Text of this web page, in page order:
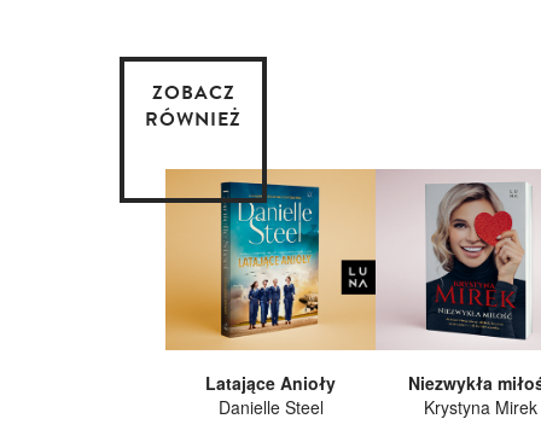
ZOBACZ
RÓWNIEŻ
Latające Anioły
Danielle Steel
Niezwykła
Krystyna Mirek